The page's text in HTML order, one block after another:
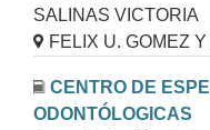
SALINAS VICTORIA
FELIX U. GOMEZ
CENTRO DE
ODONTÓLOGICAS